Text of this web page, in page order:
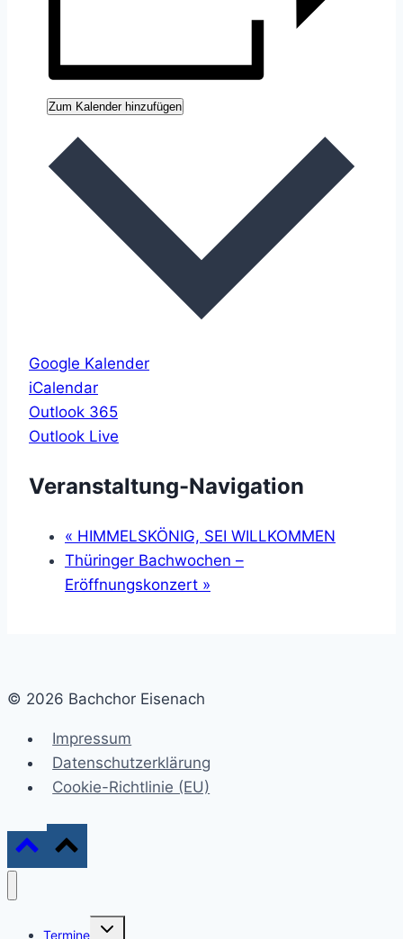
Zum Kalender hinzufügen
Google Kalender
iCalendar
Outlook 365
Outlook Live
Veranstaltung-Navigation
« HIMMELSKÖNIG, SEI WILLKOMMEN
Thüringer Bachwochen –
Eröffnungskonzert »
© 2026 Bachchor Eisenach
Impressum
Datenschutzerklärung
Cookie-Richtlinie (EU)
Termine
Untermenü